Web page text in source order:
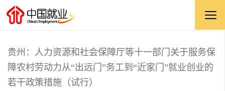
贵州：人力资源和社会保障厅等十一部门关于服务保
障农村劳动力从“出远门”务工到“近家门”就业创业的
若干政策措施（试行）